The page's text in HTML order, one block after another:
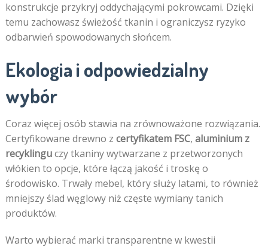
konstrukcje przykryj oddychającymi pokrowcami. Dzięki
temu zachowasz świeżość tkanin i ograniczysz ryzyko
odbarwień spowodowanych słońcem.
Ekologia i odpowiedzialny
wybór
Coraz więcej osób stawia na zrównoważone rozwiązania.
Certyfikowane drewno z certyfikatem FSC, aluminium z
recyklinguczy tkaniny wytwarzane z przetworzonych
włókien to opcje, które łączą jakość i troskę o
środowisko. Trwały mebel, który służy latami, to również
mniejszy ślad węglowy niż częste wymiany tanich
produktów.
Warto wybierać marki transparentne w kwestii